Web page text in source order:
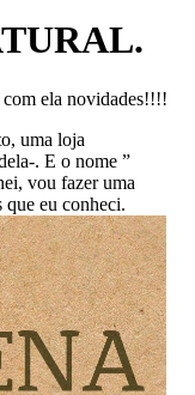
ela novidades!!!!
uma loja
. E o nome ”
vou fazer uma
que eu conheci.